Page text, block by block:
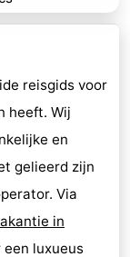
reisgids voor
heeft. Wij
en
gelieerd zijn
Via
in
luxueus